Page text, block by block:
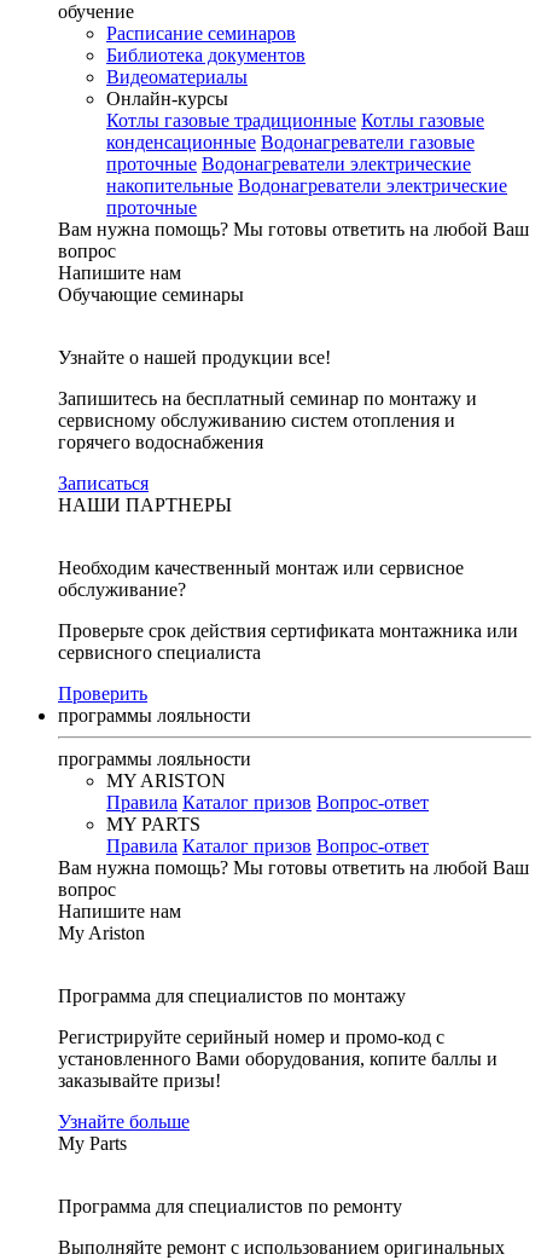
обучение
Расписание семинаров
Библиотека документов
Видеоматериалы
Онлайн-курсы
Котлы газовые традиционные Котлы газовые
конденсационные Водонагреватели газовые
проточные Водонагреватели электрические
накопительные Водонагреватели электрические
проточные
Вам нужна помощь? Мы готовы ответить на любой Ваш
вопрос
Напишите нам
Обучающие семинары
Узнайте о нашей продукции все!
Запишитесь на бесплатный семинар по монтажу и
сервисному обслуживанию систем отопления и
горячего водоснабжения
Записаться
НАШИ ПАРТНЕРЫ
Необходим качественный монтаж или сервисное
обслуживание?
Проверьте срок действия сертификата монтажника или
сервисного специалиста
Проверить
программы лояльности
программы лояльности
MY ARISTON
Правила Каталог призов Вопрос-ответ
MY PARTS
Правила Каталог призов Вопрос-ответ
Вам нужна помощь? Мы готовы ответить на любой Ваш
вопрос
Напишите нам
My Ariston
Программа для специалистов по монтажу
Регистрируйте серийный номер и промо-код с
установленного Вами оборудования, копите баллы и
заказывайте призы!
Узнайте больше
My Parts
Программа для специалистов по ремонту
Выполняйте ремонт с использованием оригинальных